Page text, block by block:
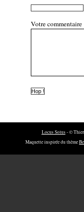
Votre commentaire
Locus Solus- ©
Maquette inspirée du thème